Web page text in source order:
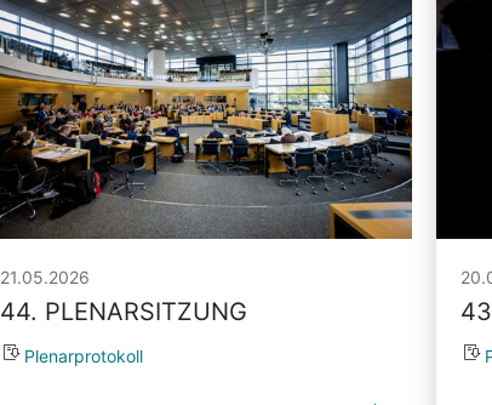
21.05.2026
44. PLENARSITZUNG
Plenarprotokoll